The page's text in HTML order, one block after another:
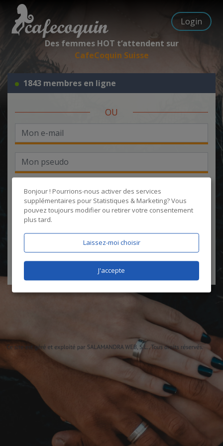
Login
Des femmes HOT t‘attendent sur
CafeCoquin Suisse
1843 membres en ligne
OU
J'accepte lesCGUet lapolitique de protection des données
certifie être âgé de plus de 18 ans
Bonjour ! Pourrions-nous activer des services
supplémentaires pour Statistiques & Marketing? Vous
pouvez toujours modifier ou retirer votre consentement
plus tard.
Laissez-moi choisir
J'accepte